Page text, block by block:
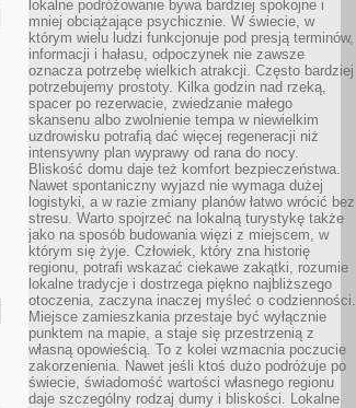
lokalne podróżowanie bywa bardziej spokojne i
mniej obciążające psychicznie. W świecie, w
którym wielu ludzi funkcjonuje pod presją terminów,
informacji i hałasu, odpoczynek nie zawsze
oznacza potrzebę wielkich atrakcji. Często bardziej
potrzebujemy prostoty. Kilka godzin nad rzeką,
spacer po rezerwacie, zwiedzanie małego
skansenu albo zwolnienie tempa w niewielkim
uzdrowisku potrafią dać więcej regeneracji niż
intensywny plan wyprawy od rana do nocy.
Bliskość domu daje też komfort bezpieczeństwa.
Nawet spontaniczny wyjazd nie wymaga dużej
logistyki, a w razie zmiany planów łatwo wrócić bez
stresu. Warto spojrzeć na lokalną turystykę także
jako na sposób budowania więzi z miejscem, w
którym się żyje. Człowiek, który zna historię
regionu, potrafi wskazać ciekawe zakątki, rozumie
lokalne tradycje i dostrzega piękno najbliższego
otoczenia, zaczyna inaczej myśleć o codzienności.
Miejsce zamieszkania przestaje być wyłącznie
punktem na mapie, a staje się przestrzenią z
własną opowieścią. To z kolei wzmacnia poczucie
zakorzenienia. Nawet jeśli ktoś dużo podróżuje po
świecie, świadomość wartości własnego regionu
daje szczególny rodzaj dumy i bliskości. Lokalne